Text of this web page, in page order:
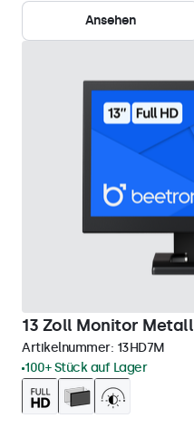
Ansehen
13 Zoll Monitor Metall
Artikelnummer: 13HD7M
100+ Stück auf Lager